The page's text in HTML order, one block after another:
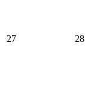
27 28